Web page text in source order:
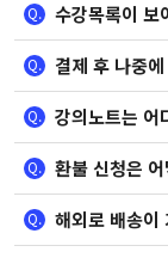
Q. 수강목록이 보
Q. 결제 후 나중
Q. 강의노트는 어
Q. 환불 신청은
Q. 해외로 배송이